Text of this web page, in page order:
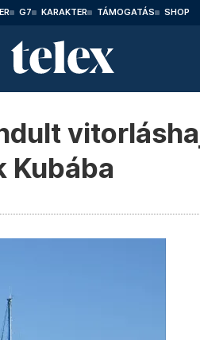
G7 KARAKTER TÁMOGATÁS SHOP
Kubába